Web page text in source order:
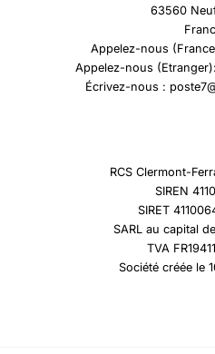
63560
Appelez-nous
Appelez-nous
Écrivez-nous :
RCS Clermont-
SIREN
SIRET
SARL au capital
TVA
Société créée le